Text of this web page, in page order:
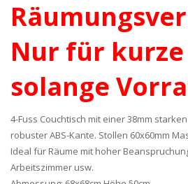
Nur für
solange
4-Fuss Couchtisch mit einer 38mm
robuster ABS-Kante. Stollen 60x60mm
Ideal für Räume mit hoher
Arbeitszimmer usw.